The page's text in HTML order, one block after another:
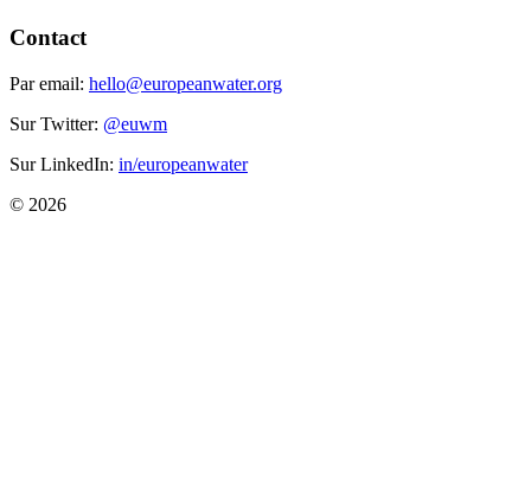
Contact
Par email: hello@europeanwater.org
Sur Twitter: @euwm
Sur LinkedIn: in/europeanwater
© 2026